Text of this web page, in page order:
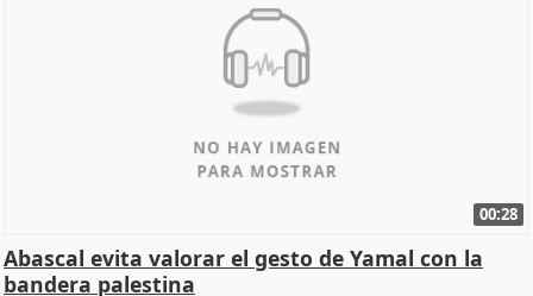
00:28
Abascal evita valorar el gesto de Yamal con la
bandera palestina